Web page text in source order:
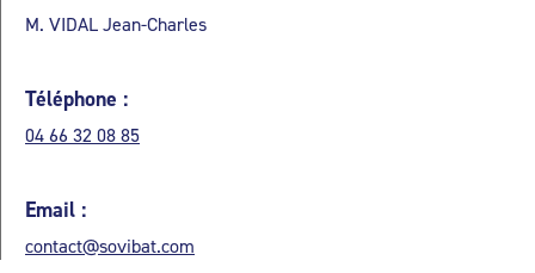
M. VIDAL Jean-Charles
Téléphone :
04 66 32 08 85
Email :
contact@sovibat.com